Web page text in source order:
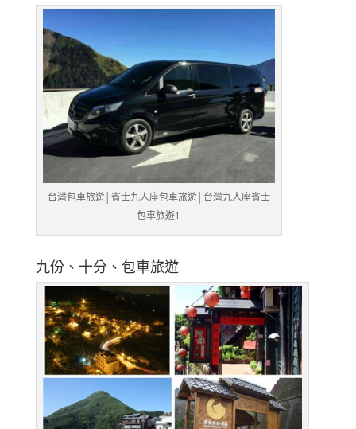
台灣包車旅遊│賓士九人座包車旅遊│台灣九人座賓士
包車旅遊1
九份、十分、包車旅遊